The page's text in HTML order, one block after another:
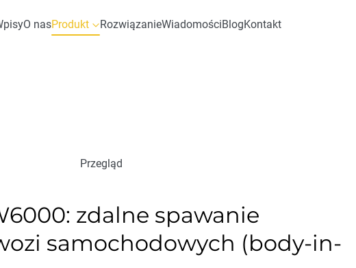
O nasProdukt RozwiązanieWiadomościBlogKontakt
Przegląd
zdalne spawanie
samochodowych (body-in-